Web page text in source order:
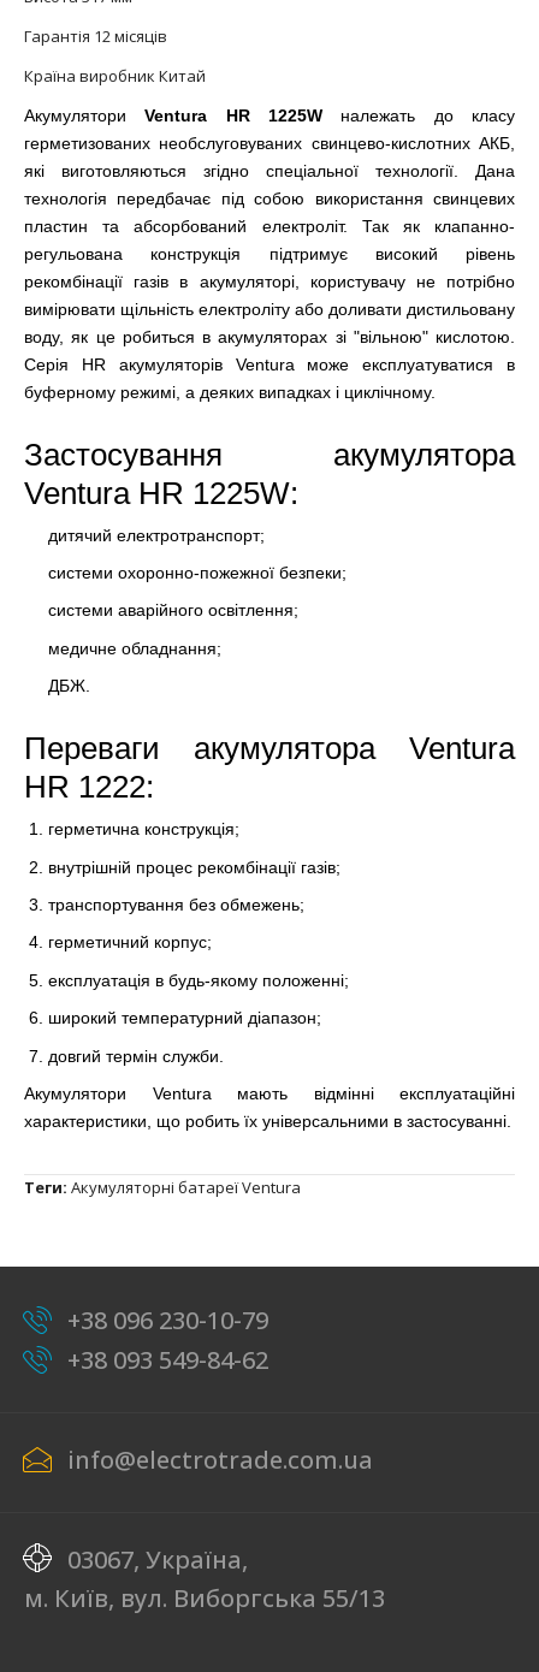
Гарантія 12 місяців
Країна виробник Китай
АкумуляториVentura HR 1225W належать до класу
герметизованих необслуговуваних свинцево-кислотних АКБ,
які виготовляються згідно спеціальної технології. Дана
технологія передбачає під собою використання свинцевих
пластин та абсорбований електроліт. Так як клапанно-
регульована конструкція підтримує високий рівень
рекомбінації газів в акумуляторі, користувачу не потрібно
вимірювати щільність електроліту або доливати дистильовану
воду, як це робиться в акумуляторах зі "вільною" кислотою.
Серія HR акумуляторів Ventura може експлуатуватися в
буферному режимі, а деяких випадках і циклічному.
Застосування акумулятора
Ventura HR 1225W:
дитячий електротранспорт;
системи охоронно-пожежної безпеки;
системи аварійного освітлення;
медичне обладнання;
ДБЖ.
Переваги акумулятора Ventura
HR 1222:
герметична конструкція;
внутрішній процес рекомбінації газів;
транспортування без обмежень;
герметичний корпус;
експлуатація в будь-якому положенні;
широкий температурний діапазон;
довгий термін служби.
Акумулятори Ventura мають відмінні експлуатаційні
характеристики, що робить їх універсальними в застосуванні.
Теги: Акумуляторні батареї Ventura
+38 096 230-10-79
+38 093 549-84-62
info@electrotrade.com.ua
03067, Україна,
м. Київ, вул. Виборгська 55/13